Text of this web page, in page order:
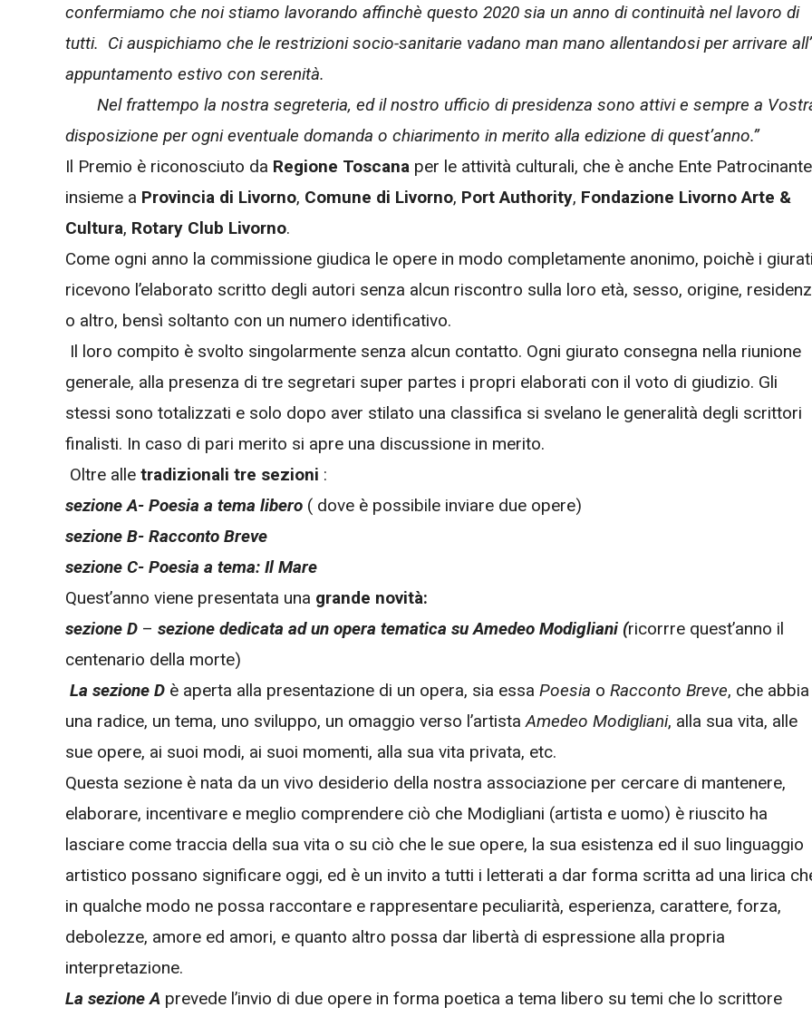
confermiamo che noi stiamo lavorando affinchè questo 2020 sia un anno di continuità nel lavoro di
tutti. Ci auspichiamo che le restrizioni socio-sanitarie vadano man mano allentandosi per arrivare all’
appuntamento estivo con serenità.
Nel frattempo la nostra segreteria, ed il nostro ufficio di presidenza sono attivi e sempre a
disposizione per ogni eventuale domanda o chiarimento in merito alla edizione di quest’anno.”
Il Premio è riconosciuto da Regione Toscana per le attività culturali, che è anche Ente Patrocinante
insieme a Provincia di Livorno, Comune di Livorno, Port Authority, Fondazione Livorno Arte &
Cultura, Rotary Club Livorno.
Come ogni anno la commissione giudica le opere in modo completamente anonimo, poichè i
ricevono l’elaborato scritto degli autori senza alcun riscontro sulla loro età, sesso, origine,
o altro, bensì soltanto con un numero identificativo.
Il loro compito è svolto singolarmente senza alcun contatto. Ogni giurato consegna nella riunione
generale, alla presenza di tre segretari super partes i propri elaborati con il voto di giudizio. Gli
stessi sono totalizzati e solo dopo aver stilato una classifica si svelano le generalità degli scrittori
finalisti. In caso di pari merito si apre una discussione in merito.
Oltre alle tradizionali tre sezioni :
sezione A- Poesia a tema libero ( dove è possibile inviare due opere)
sezione B- Racconto Breve
sezione C- Poesia a tema: Il Mare
Quest’anno viene presentata una grande novità:
sezione D – sezione dedicata ad un opera tematica su Amedeo Modigliani (ricorrre quest’anno il
centenario della morte)
La sezione D è aperta alla presentazione di un opera, sia essa Poesia o Racconto Breve, che abbia
una radice, un tema, uno sviluppo, un omaggio verso l’artistaAmedeo Modigliani, alla sua vita, alle
sue opere, ai suoi modi, ai suoi momenti, alla sua vita privata, etc.
Questa sezione è nata da un vivo desiderio della nostra associazione per cercare di mantenere,
elaborare, incentivare e meglio comprendere ciò che Modigliani (artista e uomo) è riuscito ha
lasciare come traccia della sua vita o su ciò che le sue opere, la sua esistenza ed il suo linguaggio
artistico possano significare oggi, ed è un invito a tutti i letterati a dar forma scritta ad una lirica
in qualche modo ne possa raccontare e rappresentare peculiarità, esperienza, carattere, forza,
debolezze, amore ed amori, e quanto altro possa dar libertà di espressione alla propria
interpretazione.
La sezione A prevede l’invio di due opere in forma poetica a tema libero su temi che lo scrittore